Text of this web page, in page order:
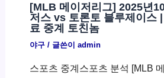
[MLB 메이저리그] 2025년
저스 vs 토론토 블루제이스
료 중계 토친놈
야구/ 글쓴이 admin
스포츠 중계스포츠 분석 [MLB